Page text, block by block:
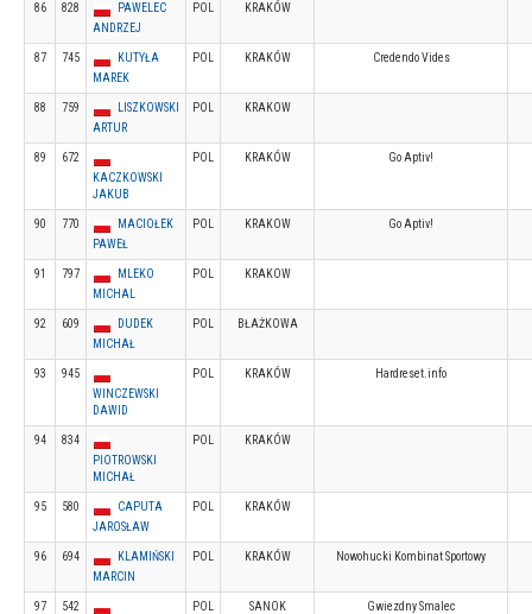
86 828
PAWELEC
ANDRZEJ
POL KRAKÓW
87 745
KUTYŁA
MAREK
POL KRAKÓW Credendo Vides
88 759
LISZKOWSKI
ARTUR
POL KRAKOW
89
672
KACZKOWSKI
JAKUB
POL KRAKÓW Go Aptiv!
90 770
MACIOŁEK
PAWEŁ
POL KRAKOW Go Aptiv!
91 797
MLEKO
MICHAL
POL KRAKOW
92 609
DUDEK
MICHAŁ
POL BŁAŻKOWA
93
945
WINCZEWSKI
DAWID
POL KRAKÓW Hardreset.info
94
834
PIOTROWSKI
MICHAŁ
POL KRAKÓW
95 580
CAPUTA
JAROSŁAW
POL KRAKÓW
96 694
KLAMIŃSKI
MARCIN
POL KRAKÓW Nowohucki Kombinat Sportowy
97
542
POL SANOK Gwiezdny Smalec